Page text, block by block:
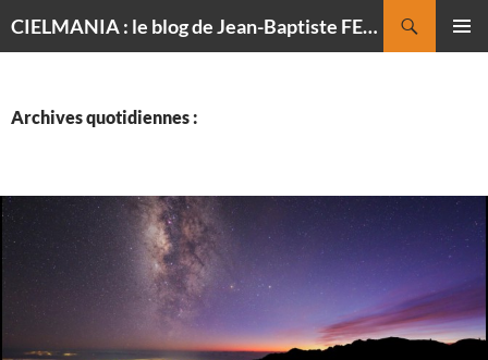
CIELMANIA : le blog de Jean-Baptiste FELDMANN, photographe du ciel
Archives quotidiennes :